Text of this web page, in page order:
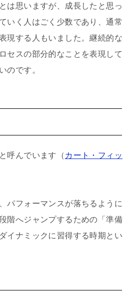
は思いますが、成長したと思っ
いく人はごく少数であり、通常
現する人もいました。継続的な
セスの部分的なことを表現して
のです。
呼んでいます（ カート・フィッ
パフォーマンスが落ちるように
階へジャンプするための「準備
イナミックに習得する時期とい